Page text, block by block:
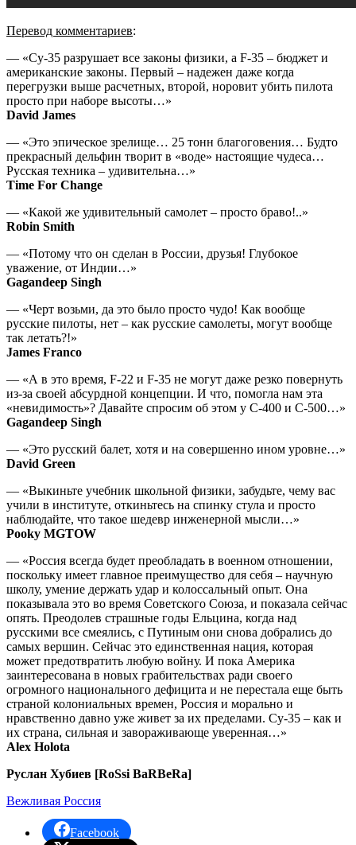
Перевод комментариев:
— «Су-35 разрушает все законы физики, а F-35 – бюджет и
американские законы. Первый – надежен даже когда
перегрузки выше расчетных, второй, норовит убить пилота
просто при наборе высоты…»
David James
— «Это эпическое зрелище… 25 тонн благоговения… Будто
прекрасный дельфин творит в «воде» настоящие чудеса…
Русская техника – удивительна…»
Time For Change
— «Какой же удивительный самолет – просто браво!..»
Robin Smith
— «Потому что он сделан в России, друзья! Глубокое
уважение, от Индии…»
Gagandeep Singh
— «Черт возьми, да это было просто чудо! Как вообще
русские пилоты, нет – как русские самолеты, могут вообще
так летать?!»
James Franco
— «А в это время, F-22 и F-35 не могут даже резко повернуть
из-за своей абсурдной концепции. И что, помогла нам эта
«невидимость»? Давайте спросим об этом у С-400 и С-500…»
Gagandeep Singh
— «Это русский балет, хотя и на совершенно ином уровне…»
David Green
— «Выкиньте учебник школьной физики, забудьте, чему вас
учили в институте, откиньтесь на спинку стула и просто
наблюдайте, что такое шедевр инженерной мысли…»
Pooky MGTOW
— «Россия всегда будет преобладать в военном отношении,
поскольку имеет главное преимущество для себя – научную
школу, умение держать удар и колоссальный опыт. Она
показывала это во время Советского Союза, и показала сейчас
опять. Преодолев страшные годы Ельцина, когда над
русскими все смеялись, с Путиным они снова добрались до
самых вершин. Сейчас это единственная нация, которая
может предотвратить любую войну. И пока Америка
заинтересована в новых грабительствах ради своего
огромного национального дефицита и не перестала еще быть
страной колониальных времен, Россия и морально и
нравственно давно уже живет за их пределами. Су-35 – как и
их страна, сильная и завораживающе уверенная…»
Alex Holota
Руслан Хубиев [RoSsi BaRBeRa]
Вежливая Россия
Facebook